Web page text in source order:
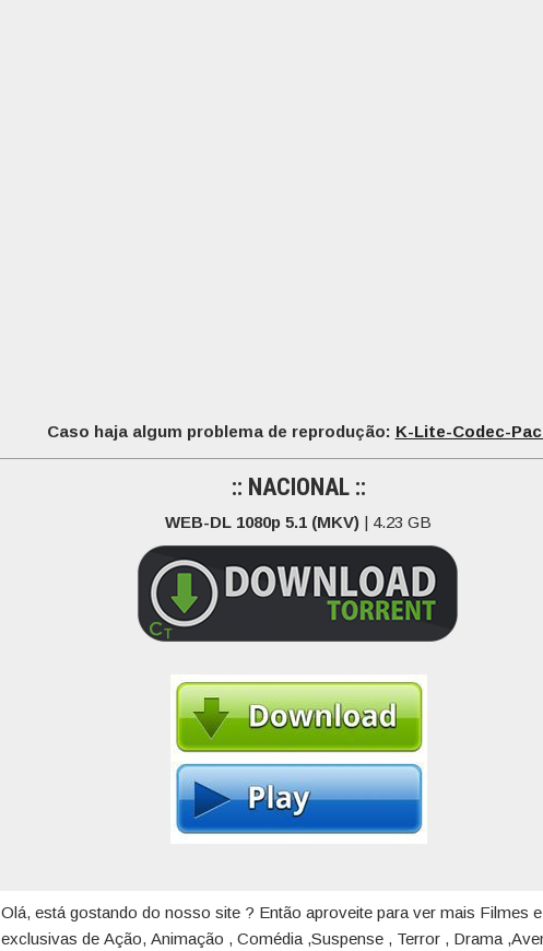
Caso haja algum problema de reprodução: K-Lite-Codec-
:: NACIONAL ::
WEB-DL 1080p 5.1 (MKV) | 4.23 GB
Olá, está gostando do nosso site ? Então aproveite para ver mais Filmes
exclusivas de Ação, Animação , Comédia ,Suspense , Terror , Drama